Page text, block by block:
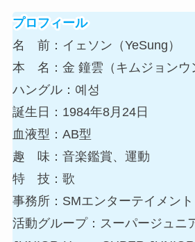
プロフィール
名 前：イェソン（YeSung）
本 名：金 鐘雲（キムジョンウ
ハングル：예성
誕生日：1984年8月24日
血液型：AB型
趣 味：音楽鑑賞、運動
特 技：歌
事務所：SMエンターテイメント
活動グループ：スーパージュニ